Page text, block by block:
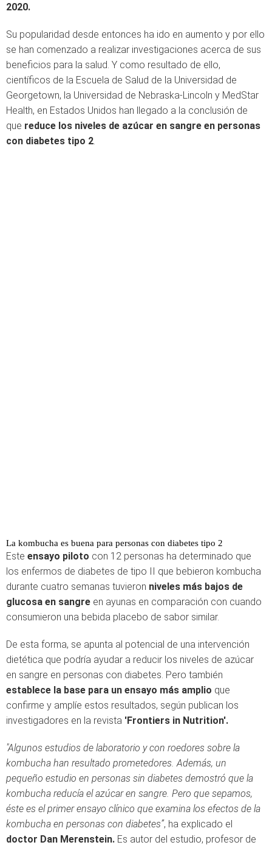
2020.
Su popularidad desde entonces ha ido en aumento y por ello
se han comenzado a realizar investigaciones acerca de sus
beneficios para la salud. Y como resultado de ello,
científicos de la Escuela de Salud de la Universidad de
Georgetown, la Universidad de Nebraska-Lincoln y MedStar
Health, en Estados Unidos han llegado a la conclusión de
que reduce los niveles de azúcar en sangre en personas
con diabetes tipo 2.
La kombucha es buena para personas con diabetes tipo 2
Este ensayo piloto con 12 personas ha determinado que
los enfermos de diabetes de tipo II que bebieron kombucha
durante cuatro semanas tuvieron niveles más bajos de
glucosa en sangre en ayunas en comparación con cuando
consumieron una bebida placebo de sabor similar.
De esta forma, se apunta al potencial de una intervención
dietética que podría ayudar a reducir los niveles de azúcar
en sangre en personas con diabetes. Pero también
establece la base para un ensayo más amplio que
confirme y amplíe estos resultados, según publican los
investigadores en la revista 'Frontiers in Nutrition'.
"Algunos estudios de laboratorio y con roedores sobre la
kombucha han resultado prometedores. Además, un
pequeño estudio en personas sin diabetes demostró que la
kombucha reducía el azúcar en sangre. Pero que sepamos,
éste es el primer ensayo clínico que examina los efectos de la
kombucha en personas con diabetes”, ha explicado el
doctor Dan Merenstein. Es autor del estudio, profesor de